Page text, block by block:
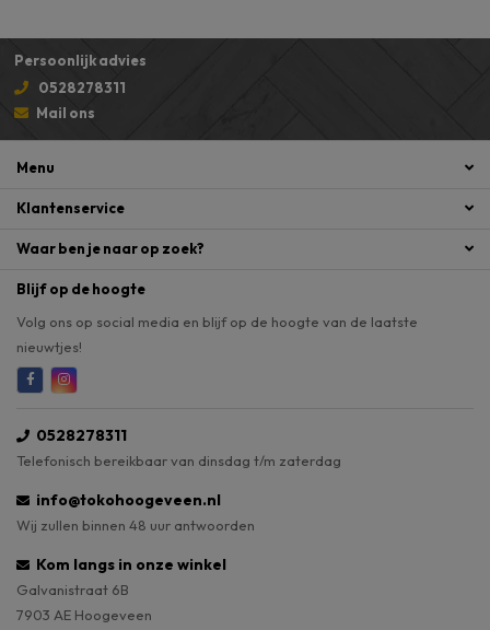
Persoonlijk advies
0528278311
Mail ons
Menu
Klantenservice
Waar ben je naar op zoek?
Blijf op de hoogte
Volg ons op social media en blijf op de hoogte van de laatste
nieuwtjes!
0528278311
Telefonisch bereikbaar van dinsdag t/m zaterdag
info@tokohoogeveen.nl
Wij zullen binnen 48 uur antwoorden
Kom langs in onze winkel
Galvanistraat 6B
7903 AE Hoogeveen